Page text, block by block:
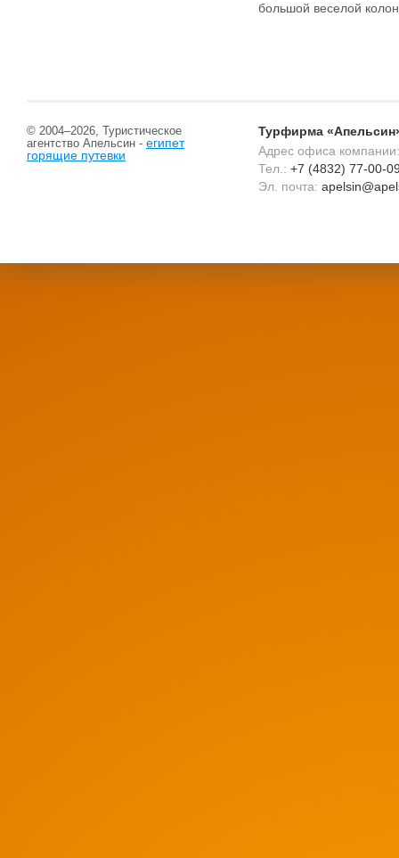
большой веселой
© 2004–2026, Туристическое
агентство Апельсин - египет
горящие путевки
Турфирма
Адрес офиса
Тел.: +7 (4832) 77-00-
Эл. почта: